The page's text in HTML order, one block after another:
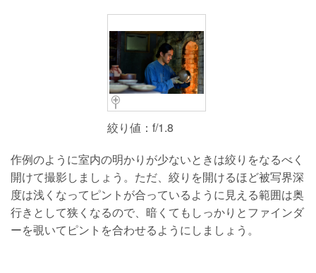
絞り値：f/1.8
作例のように室内の明かりが少ないときは絞りをなるべく
開けて撮影しましょう。ただ、絞りを開けるほど被写界深
度は浅くなってピントが合っているように見える範囲は奥
行きとして狭くなるので、暗くてもしっかりとファインダ
ーを覗いてピントを合わせるようにしましょう。